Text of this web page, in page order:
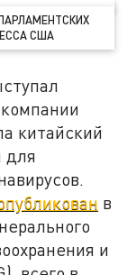
США
китайский
для
в
и